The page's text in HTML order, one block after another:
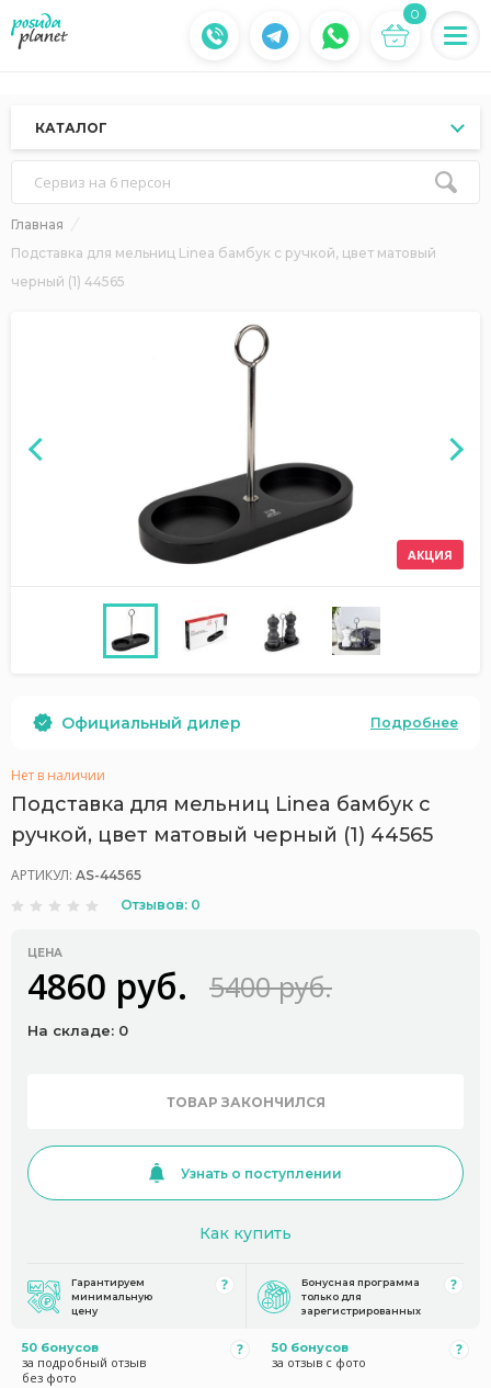
0
КАТАЛОГ
Сервиз на 6 персон
Главная
Подставка для мельниц Linea бамбук с ручкой, цвет матовый
черный (1) 44565
АКЦИЯ
Официальный дилер Подробнее
Нет в наличии
Подставка для мельниц Linea бамбук с
ручкой, цвет матовый черный (1) 44565
АРТИКУЛ: AS-44565
Отзывов: 0
ЦЕНА
4860 руб. 5400 руб.
На складе: 0
ТОВАР ЗАКОНЧИЛСЯ
Узнать о поступлении
Как купить
Гарантируем
минимальную
цену
Бонусная программа
только для
зарегистрированных
50 бонусов
за подробный отзыв
без фото
50 бонусов
за отзыв с фото